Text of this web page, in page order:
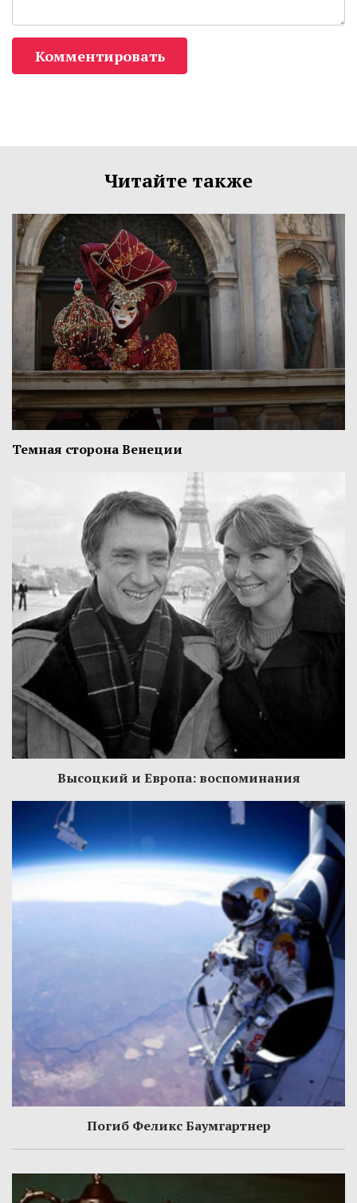
Комментировать
Читайте также
Темная сторона Венеции
Высоцкий и Европа: воспоминания
Погиб Феликс Баумгартнер